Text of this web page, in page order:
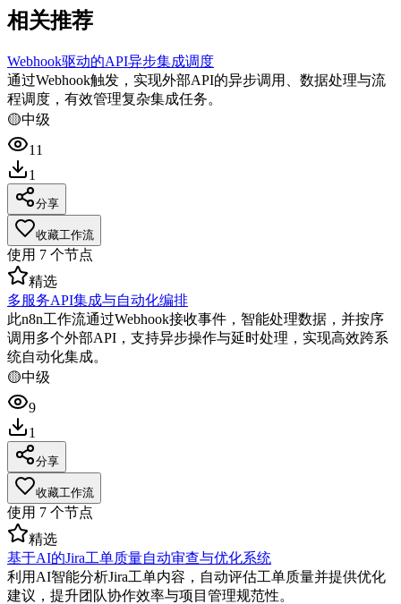
相关推荐
Webhook驱动的API异步集成调度
通过Webhook触发，实现外部API的异步调用、数据处理与流
程调度，有效管理复杂集成任务。
🟡中级
11
1
分享
收藏工作流
使用 7 个节点
精选
多服务API集成与自动化编排
此n8n工作流通过Webhook接收事件，智能处理数据，并按序
调用多个外部API，支持异步操作与延时处理，实现高效跨系
统自动化集成。
🟡中级
9
1
分享
收藏工作流
使用 7 个节点
精选
基于AI的Jira工单质量自动审查与优化系统
利用AI智能分析Jira工单内容，自动评估工单质量并提供优化
建议，提升团队协作效率与项目管理规范性。